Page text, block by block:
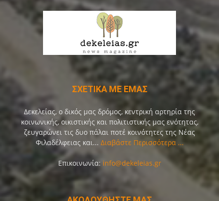
ΣΧΕΤΙΚΑ ΜΕ ΕΜΑΣ
Δεκελείας, ο δικός μας δρόμος, κεντρική αρτηρία της
κοινωνικής, οικιστικής και πολιτιστικής μας ενότητας,
ζευγαρώνει τις δυο πάλαι ποτέ κοινότητες της Νέας
Φιλαδέλφειας και... Διαβάστε Περισσότερα ...
Επικοινωνία: info@dekeleias.gr